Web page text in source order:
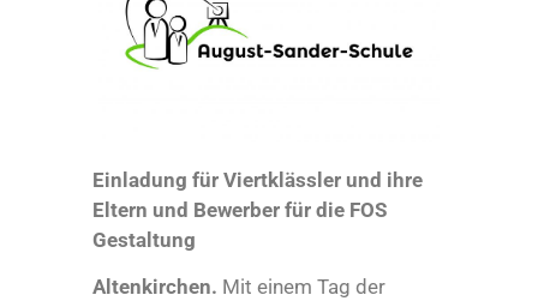
Einladung für Viertklässler und ihre
Eltern und Bewerber für die FOS
Gestaltung
Altenkirchen. Mit einem Tag der